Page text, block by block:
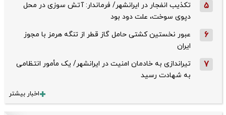
5
تکذیب ‌انفجار در ایرانشهر/ فرماندار: آتش سوزی در محل
دپوی سوخت، علت دود بود
6
عبور نخستین کشتی حامل گاز قطر از تنگه هرمز با مجوز
ایران
7
تیراندازی به خادمان امنیت در ایرانشهر/ یک مأمور انتظامی
به شهادت رسید
اخبار بیشتر